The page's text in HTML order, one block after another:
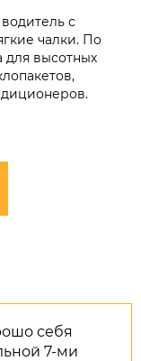
с
чалки. По
для высотных
себя
7-ми